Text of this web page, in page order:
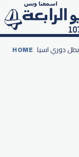
HOME بطل دوري اسيا